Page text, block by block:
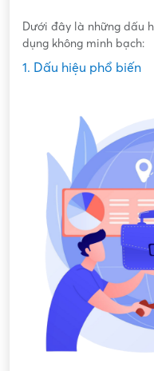
Dưới đây là những dấu
dụng không minh bạch:
1. Dấu hiệu phổ biến